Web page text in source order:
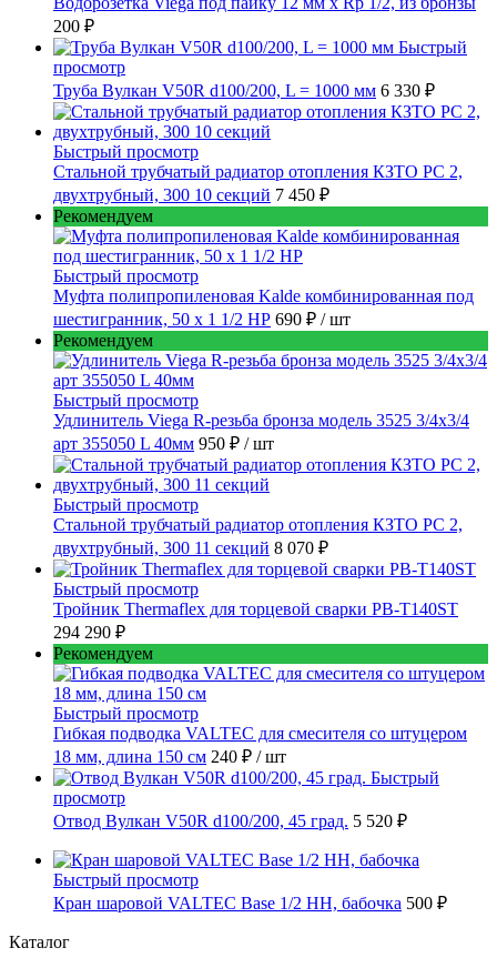
200 ₽
Быстрый
просмотр
Труба Вулкан V50R d100/200, L = 1000 мм 6 330 ₽
Быстрый просмотр
Стальной трубчатый радиатор отопления КЗТО РС 2,
двухтрубный, 300 10 секций 7 450 ₽
Рекомендуем
Быстрый просмотр
Муфта полипропиленовая Kalde комбинированная под
шестигранник, 50 x 1 1/2 НР 690 ₽ / шт
Рекомендуем
Быстрый просмотр
Удлинитель Viega R-резьба бронза модель 3525 3/4x3/4
арт 355050 L 40мм 950 ₽ / шт
Быстрый просмотр
Стальной трубчатый радиатор отопления КЗТО РС 2,
двухтрубный, 300 11 секций 8 070 ₽
Быстрый просмотр
Тройник Thermaflex для торцевой сварки PB-T140ST
294 290 ₽
Рекомендуем
Быстрый просмотр
Гибкая подводка VALTEC для смесителя со штуцером
18 мм, длина 150 см 240 ₽ / шт
Быстрый
просмотр
Отвод Вулкан V50R d100/200, 45 град. 5 520 ₽
Быстрый просмотр
Кран шаровой VALTEC Base 1/2 НН, бабочка 500 ₽
Каталог